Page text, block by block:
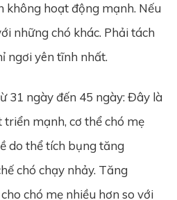
không hoạt động mạnh. Nếu
những chó khác. Phải tách
ngơi yên tĩnh nhất.
31 ngày đến 45 ngày: Đây là
mạnh, cơ thể chó mẹ
do thể tích bụng tăng
chó chạy nhảy. Tăng
chó mẹ nhiều hơn so với